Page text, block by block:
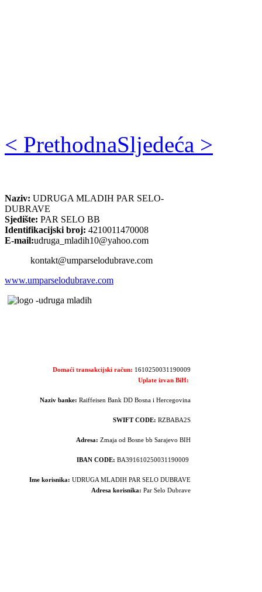
< PrethodnaSljedeća >
Naziv: UDRUGA MLADIH PAR SELO-
DUBRAVE
Sjedište: PAR SELO BB
Identifikacijski broj: 4210011470008
E-mail:udruga_mladih10@yahoo.com
kontakt@umparselodubrave.com
www.umparselodubrave.com
Domaći transakcijski račun: 1610250031190009
Uplate izvan BiH:
Naziv banke: Raiffeisen Bank DD Bosna i Hercegovina
SWIFT CODE: RZBABA2S
Adresa:Zmaja od Bosne bb Sarajevo BIH
IBAN CODE: BA391610250031190009
Ime korisnika: UDRUGA MLADIH PAR SELO DUBRAVE
Adresa korisnika: Par Selo Dubrave